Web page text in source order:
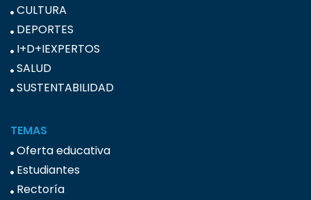
CULTURA
DEPORTES
I+D+IEXPERTOS
SALUD
SUSTENTABILIDAD
TEMAS
Oferta educativa
Estudiantes
Rectoría